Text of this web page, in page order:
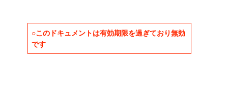
○このドキュメントは有効期限を過ぎており無効
です